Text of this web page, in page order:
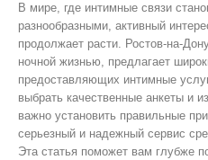
В мире, где интимные связи
разнообразными, активный
продолжает расти. Ростов-на-
ночной жизнью, предлагает
предоставляющих интимные
выбрать качественные анкеты и
важно установить правильные
серьезный и надежный сервис
Эта статья поможет вам глубже